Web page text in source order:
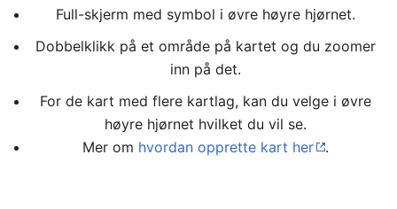
Full-skjerm med symbol i øvre høyre hjørnet.
Dobbelklikk på et område på kartet og du zoomer
inn på det.
For de kart med flere kartlag, kan du velge i øvre
høyre hjørnet hvilket du vil se.
Mer om hvordan opprette kart her .